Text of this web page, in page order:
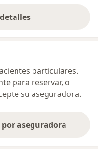
la dirección
particulares.
para reservar, o
su aseguradora.
aseguradora